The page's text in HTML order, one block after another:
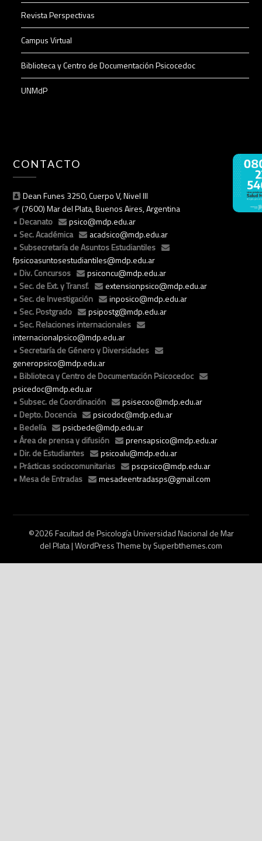
Revista Perspectivas
Campus Virtual
Biblioteca y Centro de Documentación Psicocedoc
UNMdP
CONTACTO
Dean Funes 3250, Cuerpo V, Nivel III
(7600) Mar del Plata, Buenos Aires, Argentina
Decanato
psico@mdp.edu.ar
Sec. Académica
acadsico@mdp.edu.ar
Subsecretaría de Asuntos Estudiantiles
fpsicoasuntosestudiantiles@mdp.edu.ar
Div. Concursos
psiconcu@mdp.edu.ar
Sec. de Ext. y Transf.
extensionpsico@mdp.edu.ar
Sec. de Investigación
inposico@mdp.edu.ar
Sec. Postgrado
psipostg@mdp.edu.ar
Sec. Relaciones internacionales
internacionalpsico@mdp.edu.ar
Secretaría de Género y Diversidades
generopsico@mdp.edu.ar
Biblioteca y Centro de Documentación Psicocedoc
psicedoc@mdp.edu.ar
Subsec. de Coordinación
psisecoo@mdp.edu.ar
Depto. Docencia
psicodoc@mdp.edu.ar
Bedelía
psicbede@mdp.edu.ar
Área de prensa y difusión
prensapsico@mdp.edu.ar
Dir. de Estudiantes
psicoalu@mdp.edu.ar
Prácticas sociocomunitarias
pscpsico@mdp.edu.ar
Mesa de Entradas
mesadeentradasps@gmail.com
©2026 Facultad de Psicología Universidad Nacional de Mar
del Plata| WordPress Theme bySuperbthemes.com